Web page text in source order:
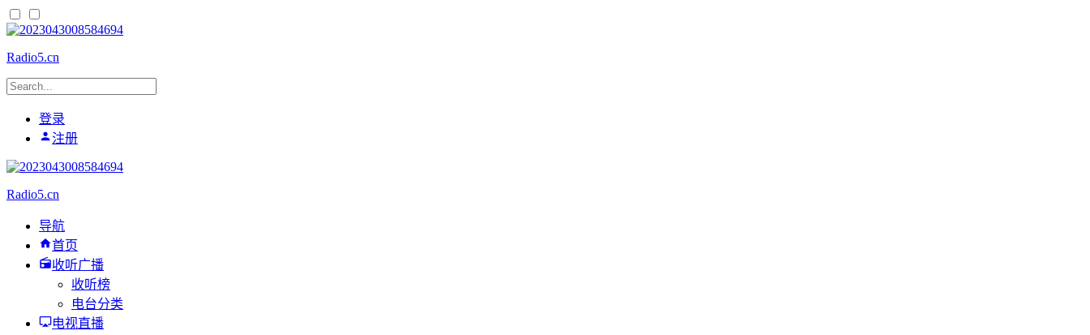
Radio5.cn
登录
注册
Radio5.cn
导航
首页
收听广播
收听榜
电台分类
电视直播